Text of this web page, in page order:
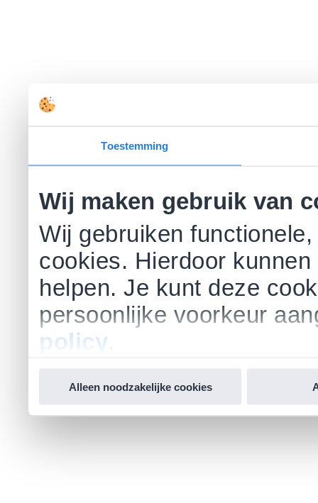
Toestemming
Wij maken gebruik van
Wij gebruiken
cookies. Hierdoor
helpen. Je kunt deze
persoonlijke voorkeur
policy
Alleen noodzakelijke cookies